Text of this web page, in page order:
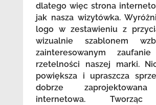
dlatego więc strona
jak nasza wizytówka.
logo w zestawieniu z
wizualnie szablonem
zainteresowanym
rzetelności naszej marki.
powiększa i upraszcza
dobrze
internetowa.